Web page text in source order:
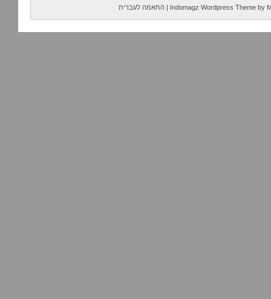
Indomagz Wordpress Theme by
| התאמה לעברית